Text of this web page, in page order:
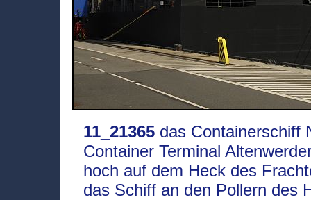
11_21365 das Containerschiff
Container Terminal
hoch auf dem Heck des
das Schiff an den Pollern